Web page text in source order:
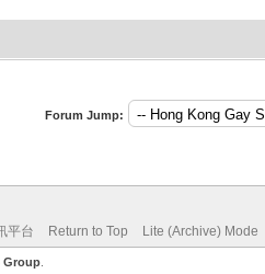
Forum Jump:
平台 Return to Top Lite (Archive) Mode
Group